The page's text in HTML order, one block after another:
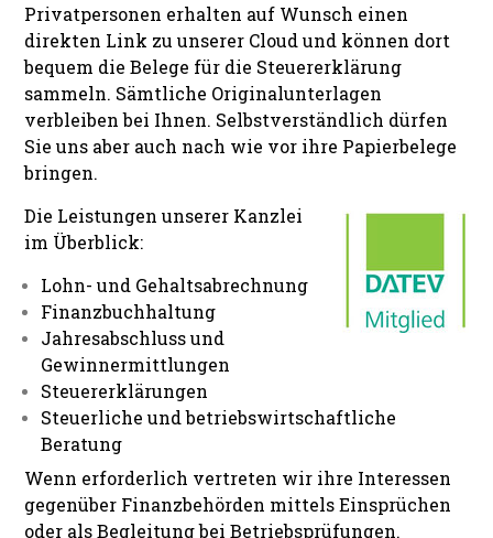
Privatpersonen erhalten auf Wunsch einen
direkten Link zu unserer Cloud und können dort
bequem die Belege für die Steuererklärung
sammeln. Sämtliche Originalunterlagen
verbleiben bei Ihnen. Selbstverständlich dürfen
Sie uns aber auch nach wie vor ihre Papierbelege
bringen.
Die Leistungen unserer Kanzlei
im Überblick:
Lohn- und Gehaltsabrechnung
Finanzbuchhaltung
Jahresabschluss und
Gewinnermittlungen
Steuererklärungen
Steuerliche und betriebswirtschaftliche
Beratung
Wenn erforderlich vertreten wir ihre Interessen
gegenüber Finanzbehörden mittels Einsprüchen
oder als Begleitung bei Betriebsprüfungen.